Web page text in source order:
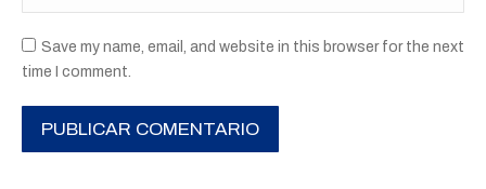
Save my name, email, and website in this browser for the next
time I comment.
PUBLICAR COMENTARIO